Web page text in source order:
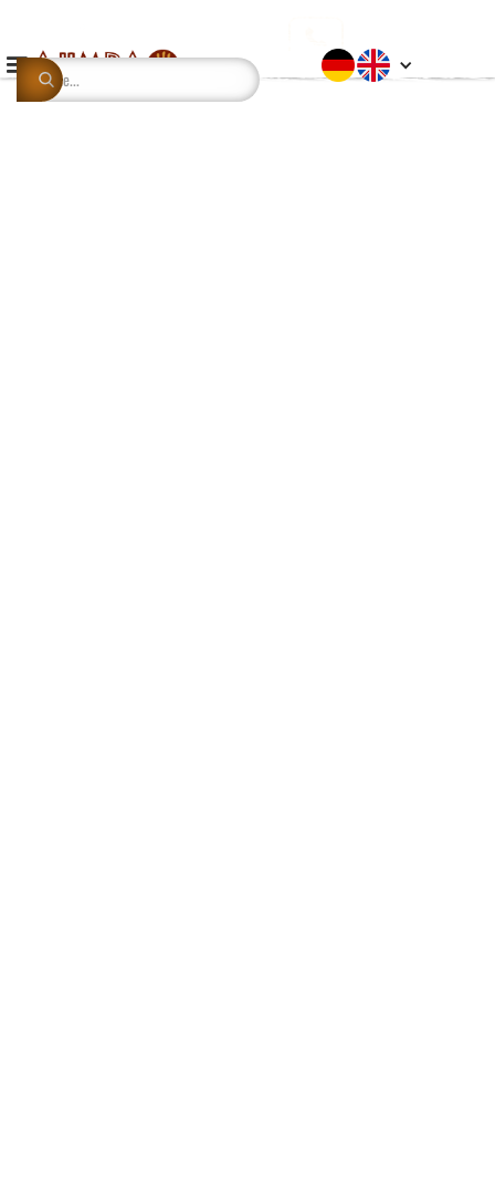
This is some text inside of a div block.